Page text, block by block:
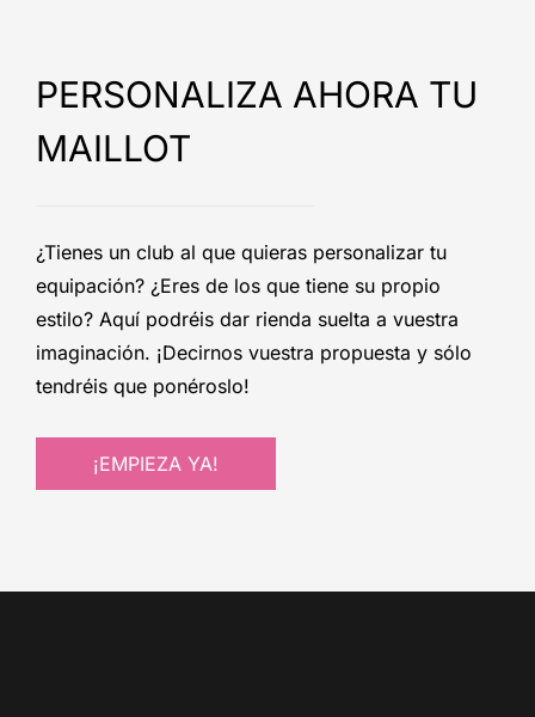
PERSONALIZA AHORA TU
MAILLOT
¿Tienes un club al que quieras personalizar tu
equipación? ¿Eres de los que tiene su propio
estilo? Aquí podréis dar rienda suelta a vuestra
imaginación. ¡Decirnos vuestra propuesta y sólo
tendréis que ponéroslo!
¡EMPIEZA YA!